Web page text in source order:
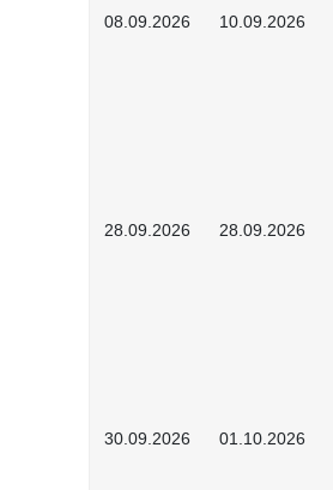
08.09.2026 10.09.2026
28.09.2026 28.09.2026
30.09.2026 01.10.2026